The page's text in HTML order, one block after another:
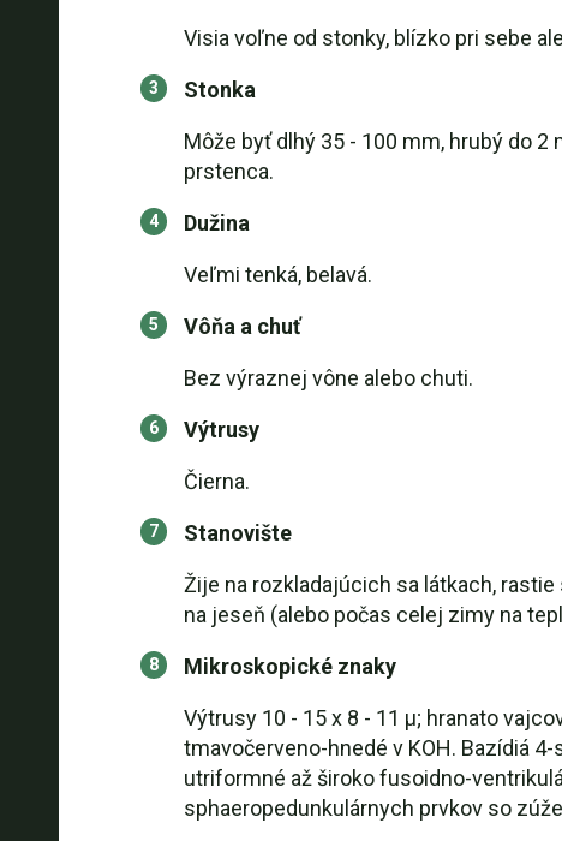
Visia voľne od stonky, blízko pri sebe
Stonka
Môže byť dlhý 35 - 100 mm, hrubý do 2
prstenca.
Dužina
Veľmi tenká, belavá.
Vôňa a chuť
Bez výraznej vône alebo chuti.
Výtrusy
Čierna.
Stanovište
Žije na rozkladajúcich sa látkach,
na jeseň (alebo počas celej zimy na
Mikroskopické znaky
Výtrusy 10 - 15 x 8 - 11 µ; hranato
tmavočerveno-hnedé v KOH. Bazídiá
utriformné až široko fusoidno-
sphaeropedunkulárnych prvkov so